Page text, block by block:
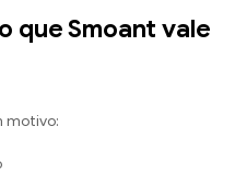
que Smoant vale
motivo: